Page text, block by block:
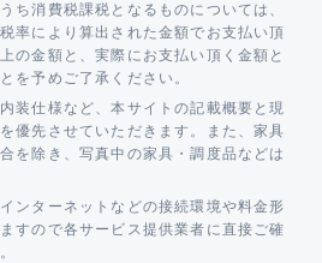
ち消費税課税となるものについては、
率により算出された金額でお支払い頂
の金額と、実際にお支払い頂く金額と
を予めご了承ください。
装仕様など、本サイトの記載概要と現
優先させていただきます。また、家具
を除き、写真中の家具・調度品などは
ンターネットなどの接続環境や料金形
すので各サービス提供業者に直接ご確